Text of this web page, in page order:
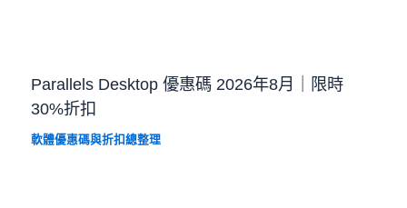
Parallels Desktop 優惠碼 2026年8月｜限時
30%折扣
軟體優惠碼與折扣總整理